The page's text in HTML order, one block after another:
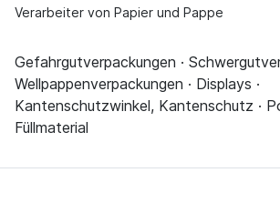
Verarbeiter von Papier und Pappe
Gefahrgutverpackungen ·
Wellpappenverpackungen · Displays ·
Kantenschutzwinkel, Kantenschutz ·
Füllmaterial